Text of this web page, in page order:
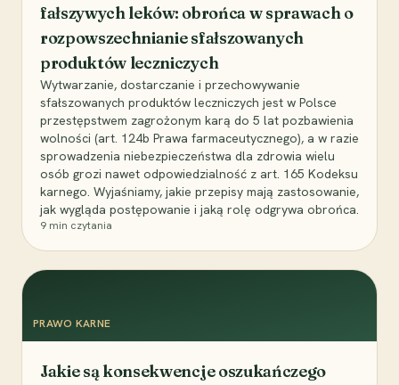
fałszywych leków: obrońca w sprawach o
rozpowszechnianie sfałszowanych
produktów leczniczych
Wytwarzanie, dostarczanie i przechowywanie
sfałszowanych produktów leczniczych jest w Polsce
przestępstwem zagrożonym karą do 5 lat pozbawienia
wolności (art. 124b Prawa farmaceutycznego), a w razie
sprowadzenia niebezpieczeństwa dla zdrowia wielu
osób grozi nawet odpowiedzialność z art. 165 Kodeksu
karnego. Wyjaśniamy, jakie przepisy mają zastosowanie,
jak wygląda postępowanie i jaką rolę odgrywa obrońca.
9 min czytania
PRAWO KARNE
Jakie są konsekwencje oszukańczego